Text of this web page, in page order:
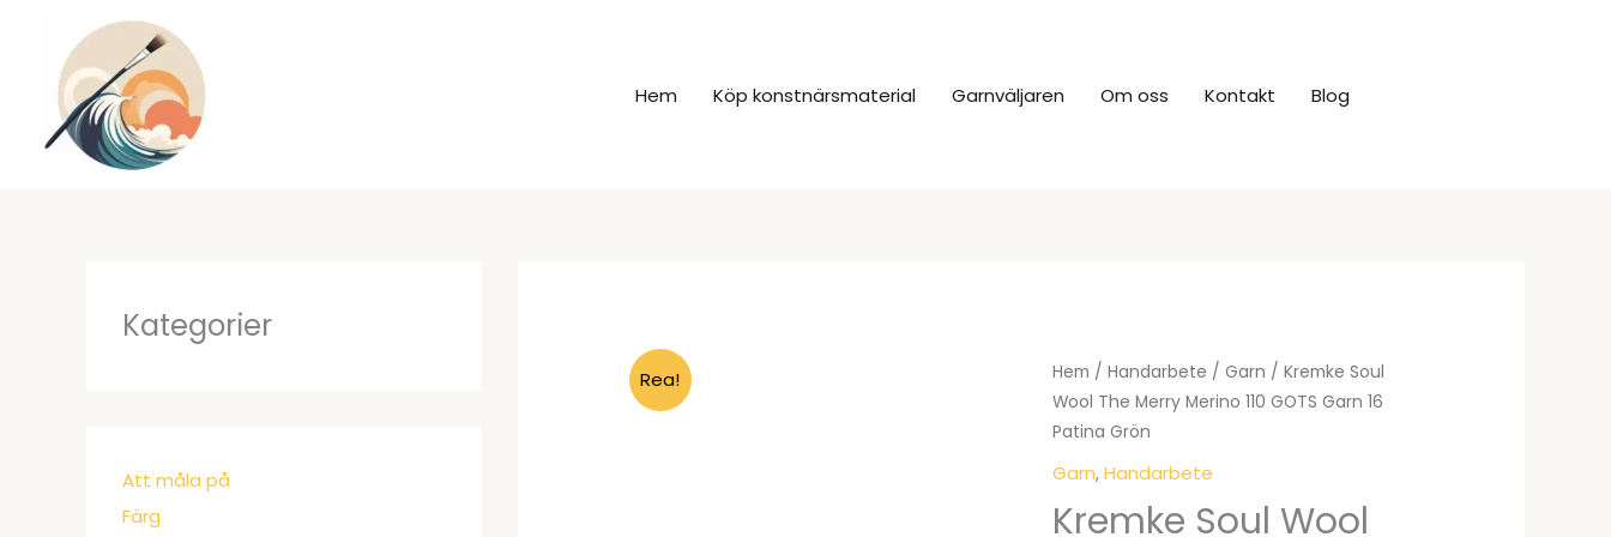
innehåll
Hem Köp konstnärsmaterial Garnväljaren Om oss Kontakt Blog
Kategorier
Att måla på
Färg
Rea! Hem / Handarbete / Garn / Kremke Soul
Wool The Merry Merino 110 GOTS Garn 16
Patina Grön
Garn,Handarbete
Kremke Soul Wool